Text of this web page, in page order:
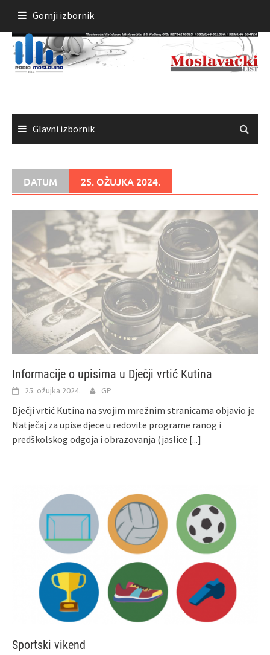
sadržaja
Gornji izbornik
Glavni izbornik
DATUM 25. OŽUJKA 2024.
Informacije o upisima u Dječji vrtić Kutina
25. ožujka 2024. GP
Dječji vrtić Kutina na svojim mrežnim stranicama objavio je
Natječaj za upise djece u redovite programe ranog i
predškolskog odgoja i obrazovanja (jaslice [...]
Sportski vikend